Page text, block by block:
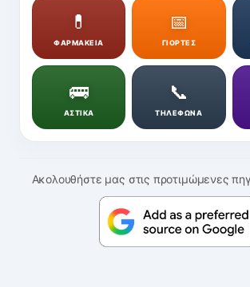
💊
ΦΑΡΜΑΚΕΙΑ
📅
ΓΙΟΡΤΕΣ
🚌
ΑΣΤΙΚΑ
📞
ΤΗΛΕΦΩΝΑ
Ακολουθήστε μας στις προτιμώμενες